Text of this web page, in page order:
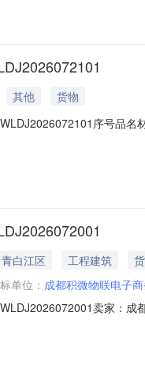
其他
货物
序号品
攀钢钒1/1.9破
白江区 工程建筑
单位： 成都积微物联电子
卖家：
殊性，可能存在与描述